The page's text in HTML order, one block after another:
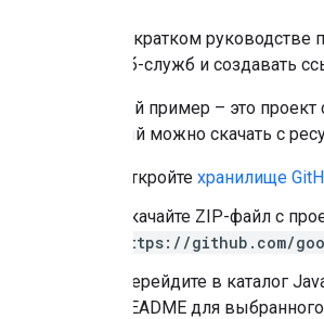
В этом кратком
API веб-служб и создавать
Каждый пример – это
который можно скачать с
Откройте хранилище
Скачайте ZIP-файл с
https://github.com/
Перейдите в каталог
README для